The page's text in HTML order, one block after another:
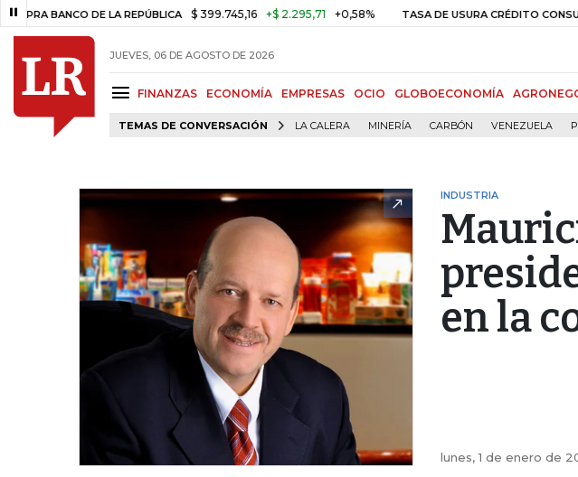
DE LA REPÚBLICA $ 399.745,16 +$ 2.295,71 +0,58% TASA DE USURA CRÉDITO CONSUMO
JUEVES, 06 DE AGOSTO DE 2026
FINANZAS ECONOMÍA EMPRESAS OCIO GLOBOECONOMÍA
TEMAS DE CONVERSACIÓN LA CALERA MINERÍA CARBÓN VENEZUELA
INDUSTRIA
en la
lunes, 1 de enero de